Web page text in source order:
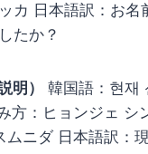
カ 日本語訳：お名
たか？
明）
韓国語：현재
方：ヒョンジェ シ
ムニダ 日本語訳：